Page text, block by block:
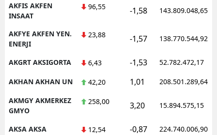
AKFIS AKFEN
INSAAT
96,55 -1,58 143.809.048,65
AKFYE AKFEN YEN.
ENERJI
23,88 -1,57 138.770.544,92
AKGRT AKSIGORTA 6,43 -1,53 52.782.472,17
AKHAN AKHAN UN 42,20 1,01 208.501.289,64
AKMGY AKMERKEZ
GMYO
258,00 3,20 15.894.575,15
AKSA AKSA 12,54 -0,87 224.740.006,90